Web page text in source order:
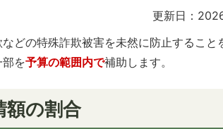
更新日：
どの特殊詐欺被害を未然に防止すること
を予算の範囲内で補助します。
額の割合